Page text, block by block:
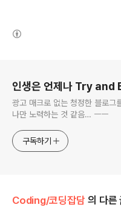
인생은 언제나 Try and
광고 매크로 없는 청정한 블로그
나만 노력하는 것 같음… ㅡㅡ
구독하기
Coding/코딩잡담 의 다른